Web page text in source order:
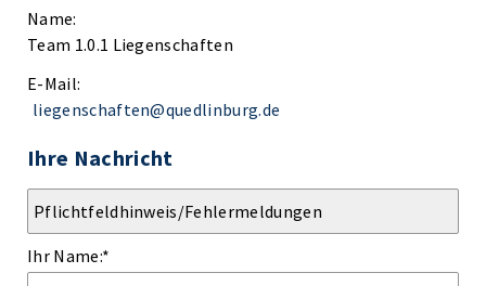
Name:
Team 1.0.1 Liegenschaften
E-Mail:
liegenschaften@quedlinburg.de
Ihre Nachricht
Ihr Name:*